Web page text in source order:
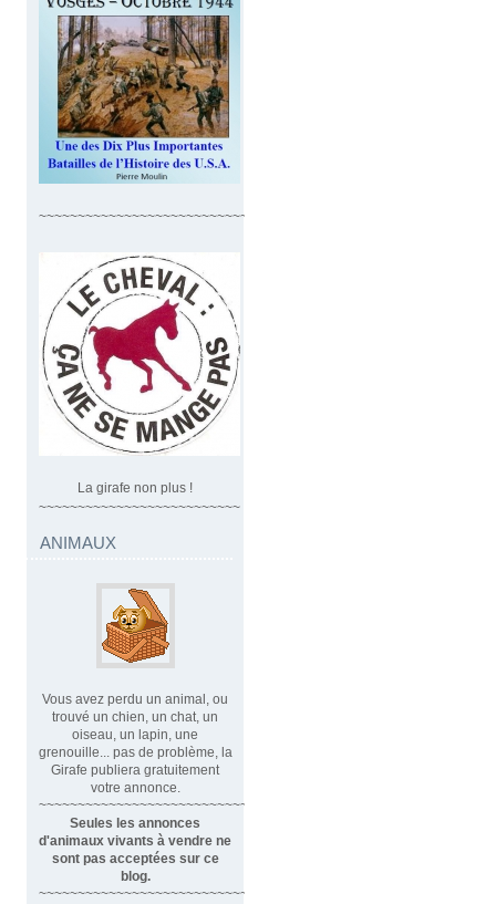
~~~~~~~~~~~~~~~~~~~~~~~~~~~~
La girafe non plus !
~~~~~~~~~~~~~~~~~~~~~~~~~~
ANIMAUX
Vous avez perdu un animal, ou
trouvé un chien, un chat, un
oiseau, un lapin, une
grenouille... pas de problème, la
Girafe publiera gratuitement
votre annonce.
~~~~~~~~~~~~~~~~~~~~~~~~~~~~
Seules les annonces
d'animaux vivants à vendre ne
sont pas acceptées sur ce
blog.
~~~~~~~~~~~~~~~~~~~~~~~~~~~~~~